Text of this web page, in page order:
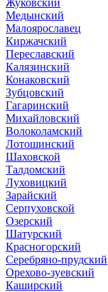
Медынский
Малоярославец
Киржачский
Переславский
Калязинский
Конаковский
Зубцовский
Гагаринский
Михайловский
Волоколамский
Лотошинский
Шаховской
Талдомский
Луховицкий
Зарайский
Серпуховской
Озерский
Шатурский
Красногорский
Серебряно-прудский
Орехово-зуевский
Каширский